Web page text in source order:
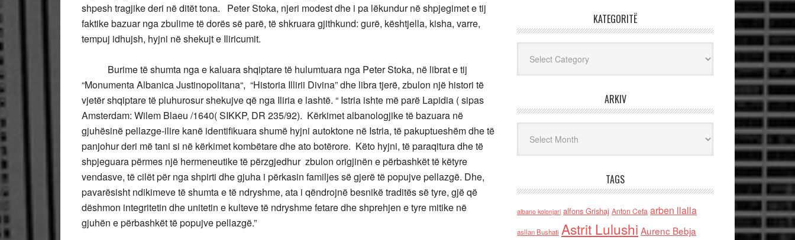
shpesh tragjike deri në ditët tona. Peter Stoka, njeri modest dhe i pa lëkundur në shpjegimet e tij
faktike bazuar nga zbulime të dorës së parë, të shkruara gjithkund: gurë, kështjella, kisha, varre,
tempuj idhujsh, hyjni në shekujt e Iliricumit.
Burime të shumta nga e kaluara shqiptare të hulumtuara nga Peter Stoka, në librat e tij
“Monumenta Albanica Justinopolitana“, “Historia Illirii Divina” dhe libra tjerë, zbulon një histori të
vjetër shqiptare të pluhurosur shekujve që nga Iliria e lashtë. “ Istria ishte më parë Lapidia ( sipas
Amsterdam: Wilem Blaeu /1640( SIKKP, DR 235/92). Kërkimet albanologjike të bazuara në
gjuhësinë pellazge-ilire kanë identifikuara shumë hyjni autoktone në Istria, të pakuptueshëm dhe të
panjohur deri më tani si në kërkimet kombëtare dhe ato botërore. Këto hyjni, të paraqitura dhe të
shpjeguara përmes një hermeneutike të përzgjedhur zbulon origjinën e përbashkët të këtyre
vendasve, të cilët për nga shpirti dhe gjuha i përkasin familjes së gjerë të popujve pellazgë. Dhe,
pavarësisht ndikimeve të shumta e të ndryshme, ata i qëndrojnë besnikë traditës së tyre, gjë që
dëshmon integritetin dhe unitetin e kulteve të ndryshme fetare dhe shprehjen e tyre mitike në
gjuhën e përbashkët të popujve pellazgë.”
KATEGORITË
ARKIV
TAGS
albano kolonjari alfons Grishaj Anton Cefa arben llalla
asllan Bushati Astrit Lulushi Aurenc Bebja